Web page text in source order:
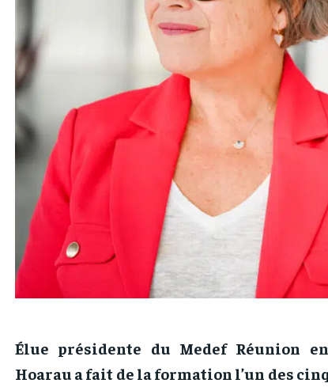
Élue présidente du Medef Réunion
Hoarau a fait de la formation l’un des